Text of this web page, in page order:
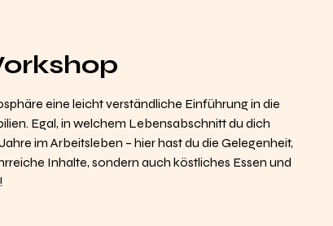
eine leicht verständliche Einführung in die
Egal, in welchem Lebensabschnitt du dich
im Arbeitsleben – hier hast du die Gelegenheit,
Inhalte, sondern auch köstliches Essen und